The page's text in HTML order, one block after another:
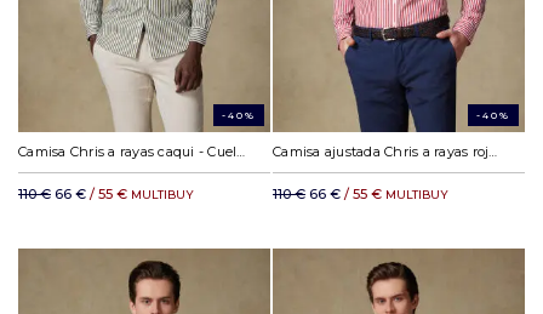
-40%
Camisa Chris a rayas caqui - Cuello abotonada
110 € 66 € / 55 € MULTIBUY
-40%
Camisa ajustada Chris a rayas rojas - Cuello abotonada
110 € 66 € / 55 € MULTIBUY